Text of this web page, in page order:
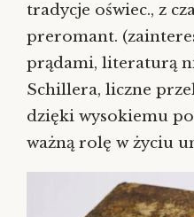
tradycje oświec., z
preromant.
prądami, literaturą
Schillera, liczne
dzięki wysokiemu
ważną rolę w życiu